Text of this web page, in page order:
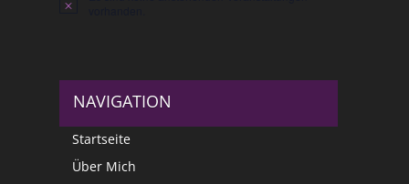
Hinweis
NAVIGATION
Startseite
Über Mich